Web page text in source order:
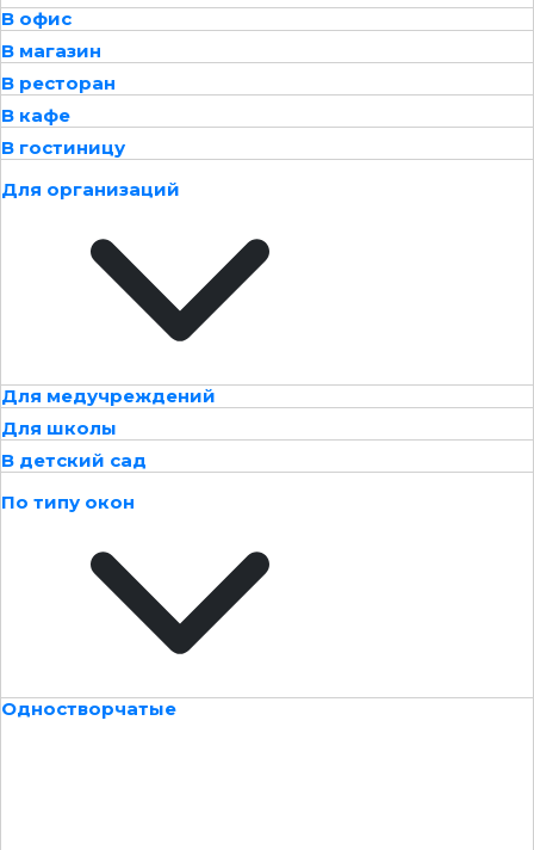
В офис
В магазин
В ресторан
В кафе
В гостиницу
Для организаций
Для медучреждений
Для школы
В детский сад
По типу окон
Одностворчатые